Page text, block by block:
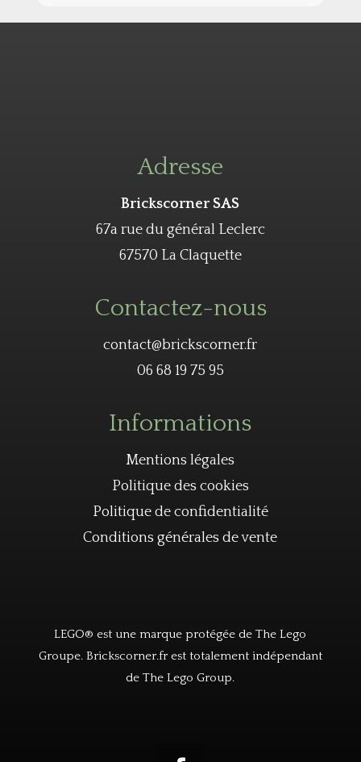
Adresse
Brickscorner SAS
67a rue du général Leclerc
67570 La Claquette
Contactez-nous
contact@brickscorner.fr
06 68 19 75 95
Informations
Mentions légales
Politique des cookies
Politique de confidentialité
Conditions générales de vente
LEGO® est une marque protégée de The Lego
Groupe. Brickscorner.fr est totalement indépendant
de The Lego Group.